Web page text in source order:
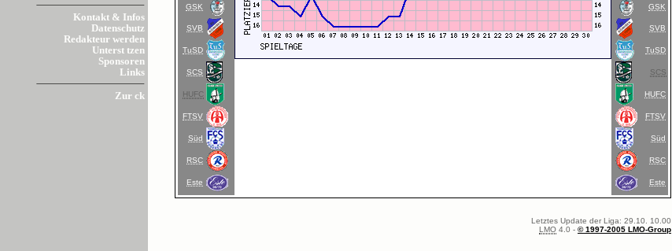
Kontakt & Infos
Datenschutz
Redakteur werden
Unterst tzen
Sponsoren
Links
Zur ck
GSK
SVB
TuSD
SCS
HUFC
FTSV
Süd
RSC
Este
GSK
SVB
TuSD
SCS
HUFC
FTSV
Süd
RSC
Este
Letztes Update der Liga: 29.10. 10.00
LMO 4.0 - © 1997-2005 LMO-Group